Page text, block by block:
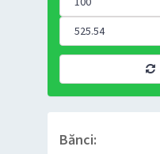
Bănci: